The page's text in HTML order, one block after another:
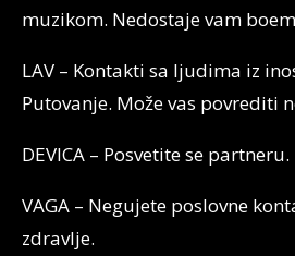
muzikom. Nedostaje vam
LAV – Kontakti sa ljudima iz
Putovanje. Može vas povrediti
DEVICA – Posvetite se
VAGA – Negujete poslovne
zdravlje.